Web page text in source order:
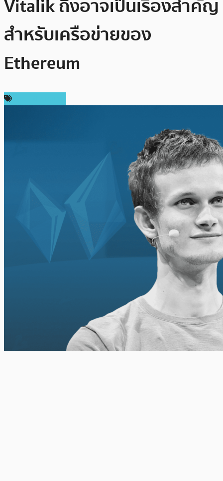
Vitalik ถึงอาจเป็นเรื่องสำคัญ
สำหรับเครือข่ายของ
Ethereum